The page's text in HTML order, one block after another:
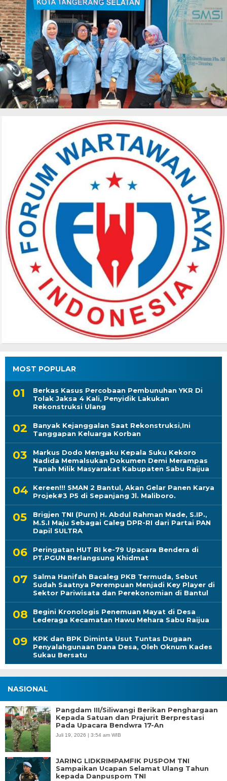
MOST POPULAR
Berkas Kasus Percobaan Pembunuhan YKR Di
Tolak Jaksa 4 Kali, Penyidik Lakukan
Rekonstruksi Ulang
Banyak Kejanggalan Saat Rekonstruksi,Ini
Tanggapan Keluarga Korban
Markus Dodo Mengaku Kepala Suku Kekoro
Nadida Memalsukan Dokumen Demi Merampas
Tanah Milik Masyarakat Kabupaten Sabu Raijua
Kereen!!! SMAN 2 Bantul, Akan Gelar Panen Karya
Projek#3 P5 di Sepanjang Jl. Maliboro.
Brigjen TNI (Purn) H. Abdul Rahman Made, S.IP.,
M.S.I Maju Sebagai Caleg DPR-RI dari Partai PAN
Dapil SULTRA
Peringatan HUT RI ke-79 Upacara Bendera di
PT.PGUN Berlangsung Khidmat
Salma Hanifah Bacaleg PKB Termuda, Sebut
Sudah Saatnya Perempuan Menjadi Key Player di
Sektor Pariwisata dan Perekonomian di Bantul
Begini Kronologis Penemuan Mayat di Desa
Lederaga Kecamatan Hawu Mehara Sabu Raijua
KPK dan BPK Diminta Usut Tuntas Dugaan
Penyalahgunaan Dana Desa, Oleh Oknum Kades
Sukau Bersatu
NASIONAL
Pangdam III/Siliwangi Berikan Penghargaan
Kepada Satuan dan Prajurit Berprestasi
Pada Upacara Bendwra 17-An
Juli 19, 2026 | 3:54 am WIB
JARING LIDKRIMPAMFIK PUSPOM TNI
Sampaikan Ucapan Selamat Ulang Tahun
kepada Danpuspom TNI